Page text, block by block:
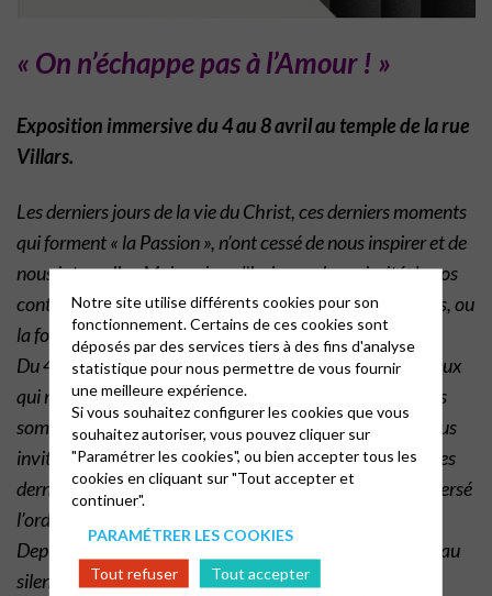
« On n’échappe pas à l’Amour ! »
Exposition immersive du 4 au 8 avril au temple de la rue
Villars.
Les derniers jours de la vie du Christ, ces derniers moments
qui forment « la Passion », n’ont cessé de nous inspirer et de
nous interpeller. Mais aujourd’hui, pour la majorité de nos
contemporains, quels liens font-ils entre Pâques et Jésus, ou
la foi chrétienne ?
Du 4 au 8 avril, nous proposons d’ouvrir nos locaux à ceux
qui n’y viennent pas, tout comme aux habitués que nous
sommes. À travers cette exposition immersive, nous vous
invitons à marcher dans les pas du Christ et à revisiter les
derniers moments décisifs de la vie de celui qui a bouleversé
l’ordre du monde.
Depuis son scandale dans le temple de Jérusalem jusqu’au
silence du tombeau, vous marcherez après lui de lieu en
Notre site utilise différents cookies pour son
fonctionnement. Certains de ces cookies sont
déposés par des services tiers à des fins d'analyse
statistique pour nous permettre de vous fournir
une meilleure expérience.
Si vous souhaitez configurer les cookies que vous
souhaitez autoriser, vous pouvez cliquer sur
"Paramétrer les cookies", ou bien accepter tous les
cookies en cliquant sur "Tout accepter et
continuer".
PARAMÉTRER LES COOKIES
Tout refuser
Tout accepter